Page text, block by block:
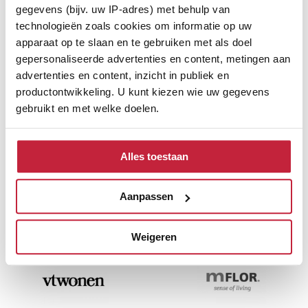
gegevens (bijv. uw IP-adres) met behulp van
technologieën zoals cookies om informatie op uw
apparaat op te slaan en te gebruiken met als doel
gepersonaliseerde advertenties en content, metingen aan
advertenties en content, inzicht in publiek en
productontwikkeling. U kunt kiezen wie uw gegevens
gebruikt en met welke doelen.
Als u het toestaat, willen we ook graag:
Informatie verzamelen over uw geografische
locatie, die tot een paar meter nauwkeurig kan zijn
Uw apparaat identificeren door het actief te
scannen op specifieke eigenschappen (fingerprinting)
verwerkt en stel uw voorkeuren in het
U kunt uw toestemming op elk moment wijzigen of
intrekken in de Cookieverklaring.
Alles toestaan
Aanpassen
Weigeren
Ontdek de verschillende
merken